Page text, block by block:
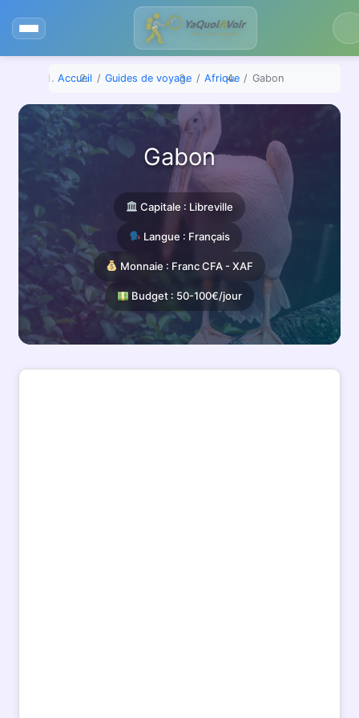
Accueil Guides de voyage Afrique Gabon
Gabon
Capitale : Libreville
Langue : Français
Monnaie : Franc CFA - XAF
Budget : 50-100€/jour